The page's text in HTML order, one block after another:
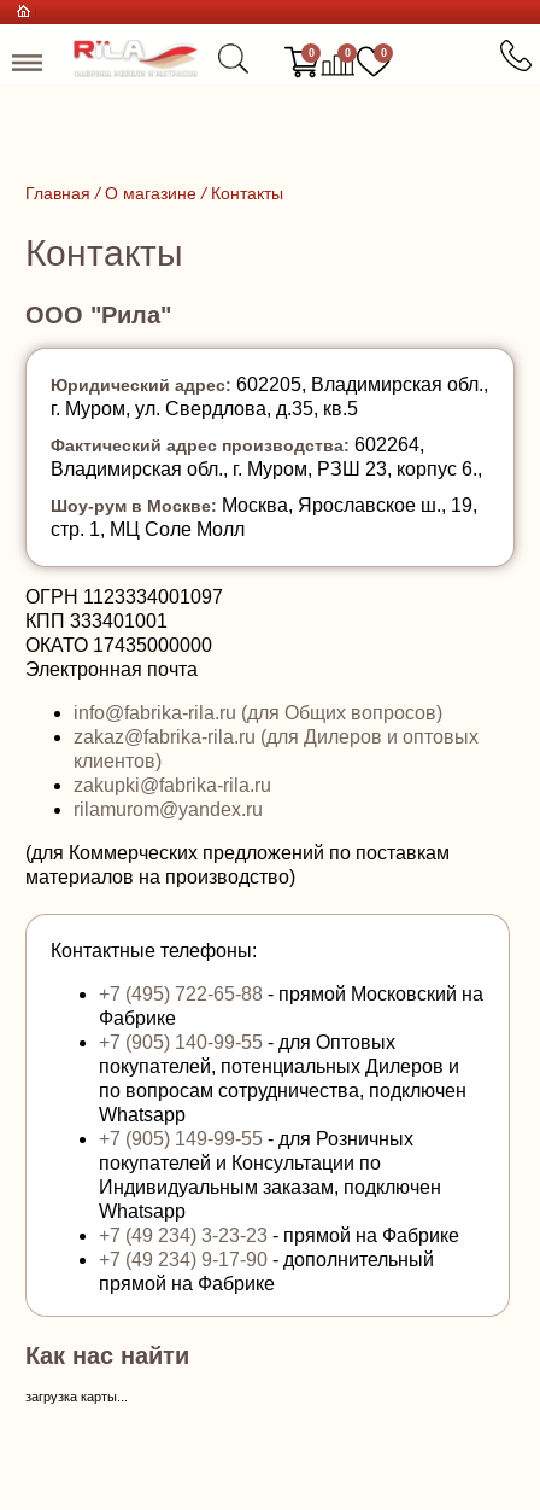
0 0 0
Главная / О магазине / Контакты
Контакты
ООО "Рила"
Юридический адрес: 602205, Владимирская обл.,
г. Муром, ул. Свердлова, д.35, кв.5
Фактический адрес производства: 602264,
Владимирская обл., г. Муром, РЗШ 23, корпус 6.,
Шоу-рум в Москве: Москва, Ярославское ш., 19,
стр. 1, МЦ Соле Молл
ОГРН 1123334001097
КПП 333401001
ОКАТО 17435000000
Электронная почта
info@fabrika-rila.ru (для Общих вопросов)
zakaz@fabrika-rila.ru (для Дилеров и оптовых
клиентов)
zakupki@fabrika-rila.ru
rilamurom@yandex.ru
(для Коммерческих предложений по поставкам
материалов на производство)
Контактные телефоны:
+7 (495) 722-65-88- прямой Московский на
Фабрике
+7 (905) 140-99-55- для Оптовых
покупателей, потенциальных Дилеров и
по вопросам сотрудничества, подключен
Whatsapp
+7 (905) 149-99-55- для Розничных
покупателей и Консультации по
Индивидуальным заказам, подключен
Whatsapp
+7 (49 234) 3-23-23- прямой на Фабрике
+7 (49 234) 9-17-90- дополнительный
прямой на Фабрике
Как нас найти
загрузка карты...